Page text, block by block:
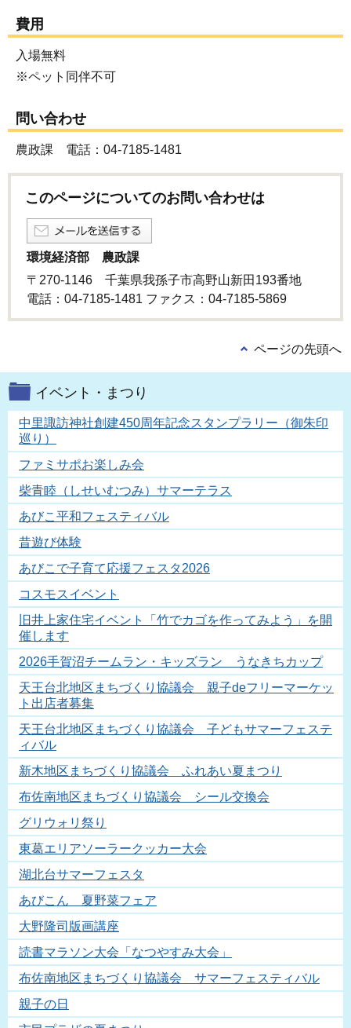
費用
入場無料
※ペット同伴不可
問い合わせ
農政課 電話：04-7185-1481
このページについてのお問い合わせは
環境経済部 農政課
〒270-1146 千葉県我孫子市高野山新田193番地
電話：04-7185-1481 ファクス：04-7185-5869
ページの先頭へ
イベント・まつり
中里諏訪神社創建450周年記念スタンプラリー（御朱印
巡り）
ファミサポお楽しみ会
柴青睦（しせいむつみ）サマーテラス
あびこ平和フェスティバル
昔遊び体験
あびこで子育て応援フェスタ2026
コスモスイベント
旧井上家住宅イベント「竹でカゴを作ってみよう」を開
催します
2026手賀沼チームラン・キッズラン うなきちカップ
天王台北地区まちづくり協議会 親子deフリーマーケッ
ト出店者募集
天王台北地区まちづくり協議会 子どもサマーフェステ
ィバル
新木地区まちづくり協議会 ふれあい夏まつり
布佐南地区まちづくり協議会 シール交換会
グリウォリ祭り
東葛エリアソーラークッカー大会
湖北台サマーフェスタ
あびこん 夏野菜フェア
大野隆司版画講座
読書マラソン大会「なつやすみ大会」
布佐南地区まちづくり協議会 サマーフェスティバル
親子の日